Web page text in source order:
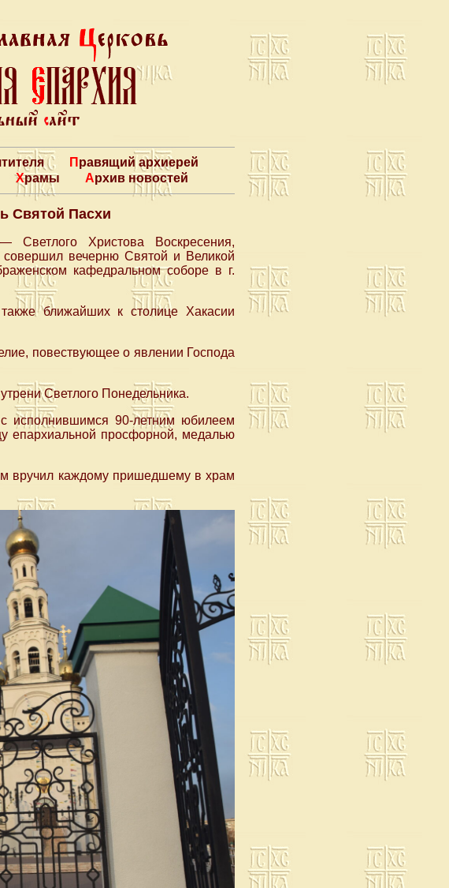
Правящий архиерей
Храмы Архив новостей
Святой Пасхи
Христова Воскресения,
вечерню Святой и Великой
кафедральном соборе в г.
ближайших к столице Хакасии
повествующее о явлении Господа
Светлого Понедельника.
исполнившимся 90-летним юбилеем
епархиальной просфорной, медалью
вручил каждому пришедшему в храм